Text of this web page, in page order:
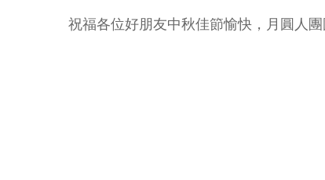
祝福各位好朋友中秋佳節愉快，月圓人